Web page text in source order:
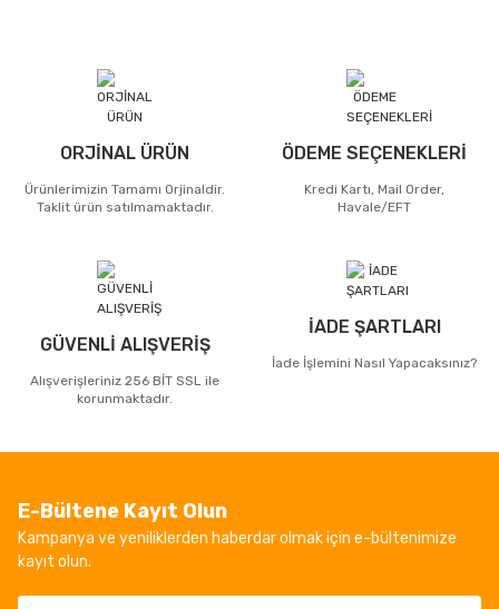
ORJİNAL ÜRÜN
Ürünlerimizin Tamamı Orjinaldir.
Taklit ürün satılmamaktadır.
ÖDEME SEÇENEKLERİ
Kredi Kartı, Mail Order,
Havale/EFT
GÜVENLİ ALIŞVERİŞ
Alışverişleriniz 256 BİT SSL ile
korunmaktadır.
İADE ŞARTLARI
İade İşlemini Nasıl Yapacaksınız?
E-Bültene Kayıt Olun
Kampanya ve yeniliklerden haberdar olmak için e-bültenimize
kayıt olun.